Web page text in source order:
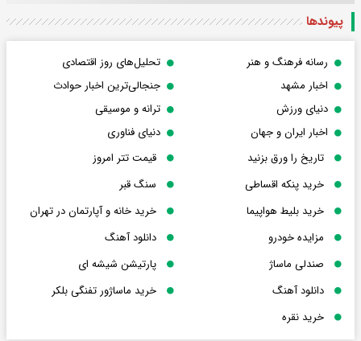
پیوندها
رسانه فرهنگ و هنر
تحلیل‌های روز اقتصادی
اخبار مشهد
جنجالی‌ترین اخبار حوادث
دنیای ورزش
ترانه و موسیقی
اخبار ایران و جهان
دنیای فناوری
تاریخ را ورق بزنید
قیمت تتر امروز
خرید پنکه اقساطی
سنگ قبر
خرید بلیط هواپیما
خرید خانه و آپارتمان در تهران
مزایده خودرو
دانلود آهنگ
صندلی ماساژ
پارتیشن شیشه ای
دانلود آهنگ
خرید ماساژور تفنگی بلکر
خرید نقره